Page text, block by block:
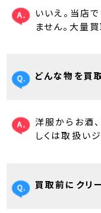
いいえ。当店
ません。大量
どんな物を買
洋服からお酒
しくは取扱い
買取前にクリ